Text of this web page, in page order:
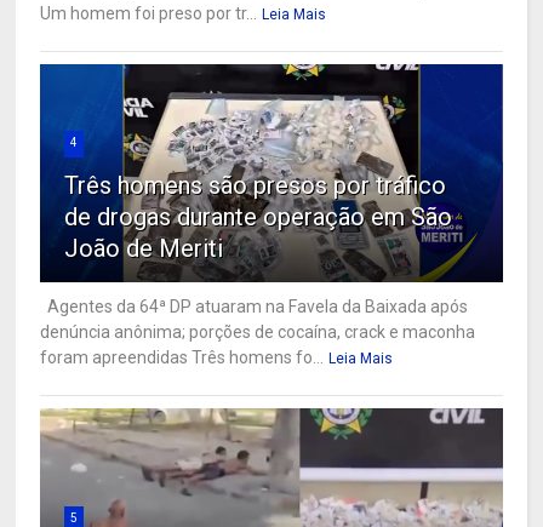
Um homem foi preso por tr... Leia Mais
4
Três homens são presos por tráfico
de drogas durante operação em São
João de Meriti
Agentes da 64ª DP atuaram na Favela da Baixada após
denúncia anônima; porções de cocaína, crack e maconha
foram apreendidas Três homens fo... Leia Mais
5